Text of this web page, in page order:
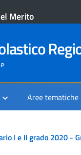
Merito
Aree tematiche
I e II grado 2020 -